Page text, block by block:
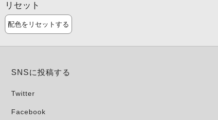
リセット
配色をリセットする
SNSに投稿する
Twitter
Facebook